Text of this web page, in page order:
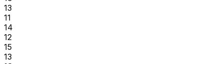
13
11
14
12
15
13